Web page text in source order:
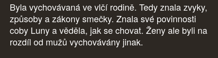
Byla vychovávaná ve vlčí rodině. Tedy znala zvyky,
způsoby a zákony smečky. Znala své povinnosti
coby Luny a věděla, jak se chovat. Ženy ale byli na
rozdíl od mužů vychovávány jinak.